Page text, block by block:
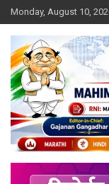
Skip
to
content
Monday, August 10,